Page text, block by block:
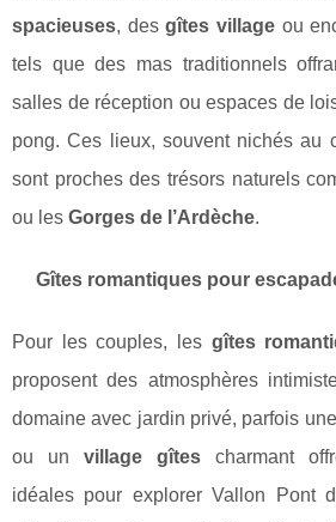
spacieuses, desgîtes villageou
tels que des mas traditionnels
salles de réception ou espaces de
pong. Ces lieux, souvent nichés au
sont proches des trésors naturels
ou les Gorges de l’Ardèche.
Gîtes romantiques pour
Pour les couples, les gîtes
proposent des atmosphères
domaine avec jardin privé, parfois une
ou un village gîtescharmant
idéales pour explorer Vallon Pont